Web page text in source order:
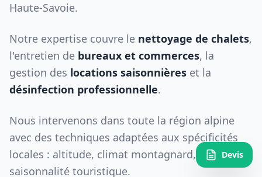
Haute-Savoie.
Notre expertise couvre le nettoyage de chalets,
l'entretien de bureaux et commerces, la
gestion des locations saisonnières et la
désinfection professionnelle.
Nous intervenons dans toute la région alpine
avec des techniques adaptées aux spécificités
locales : altitude, climat montagnard,
saisonnalité touristique.
Devis